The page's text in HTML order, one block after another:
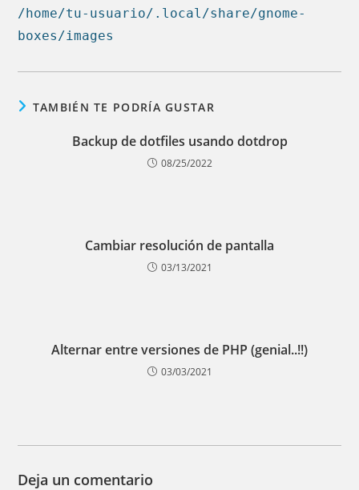
/home/tu-usuario/.local/share/gnome-
boxes/images
TAMBIÉN TE PODRÍA GUSTAR
Backup de dotfiles usando dotdrop
08/25/2022
Cambiar resolución de pantalla
03/13/2021
Alternar entre versiones de PHP (genial..!!)
03/03/2021
Deja un comentario